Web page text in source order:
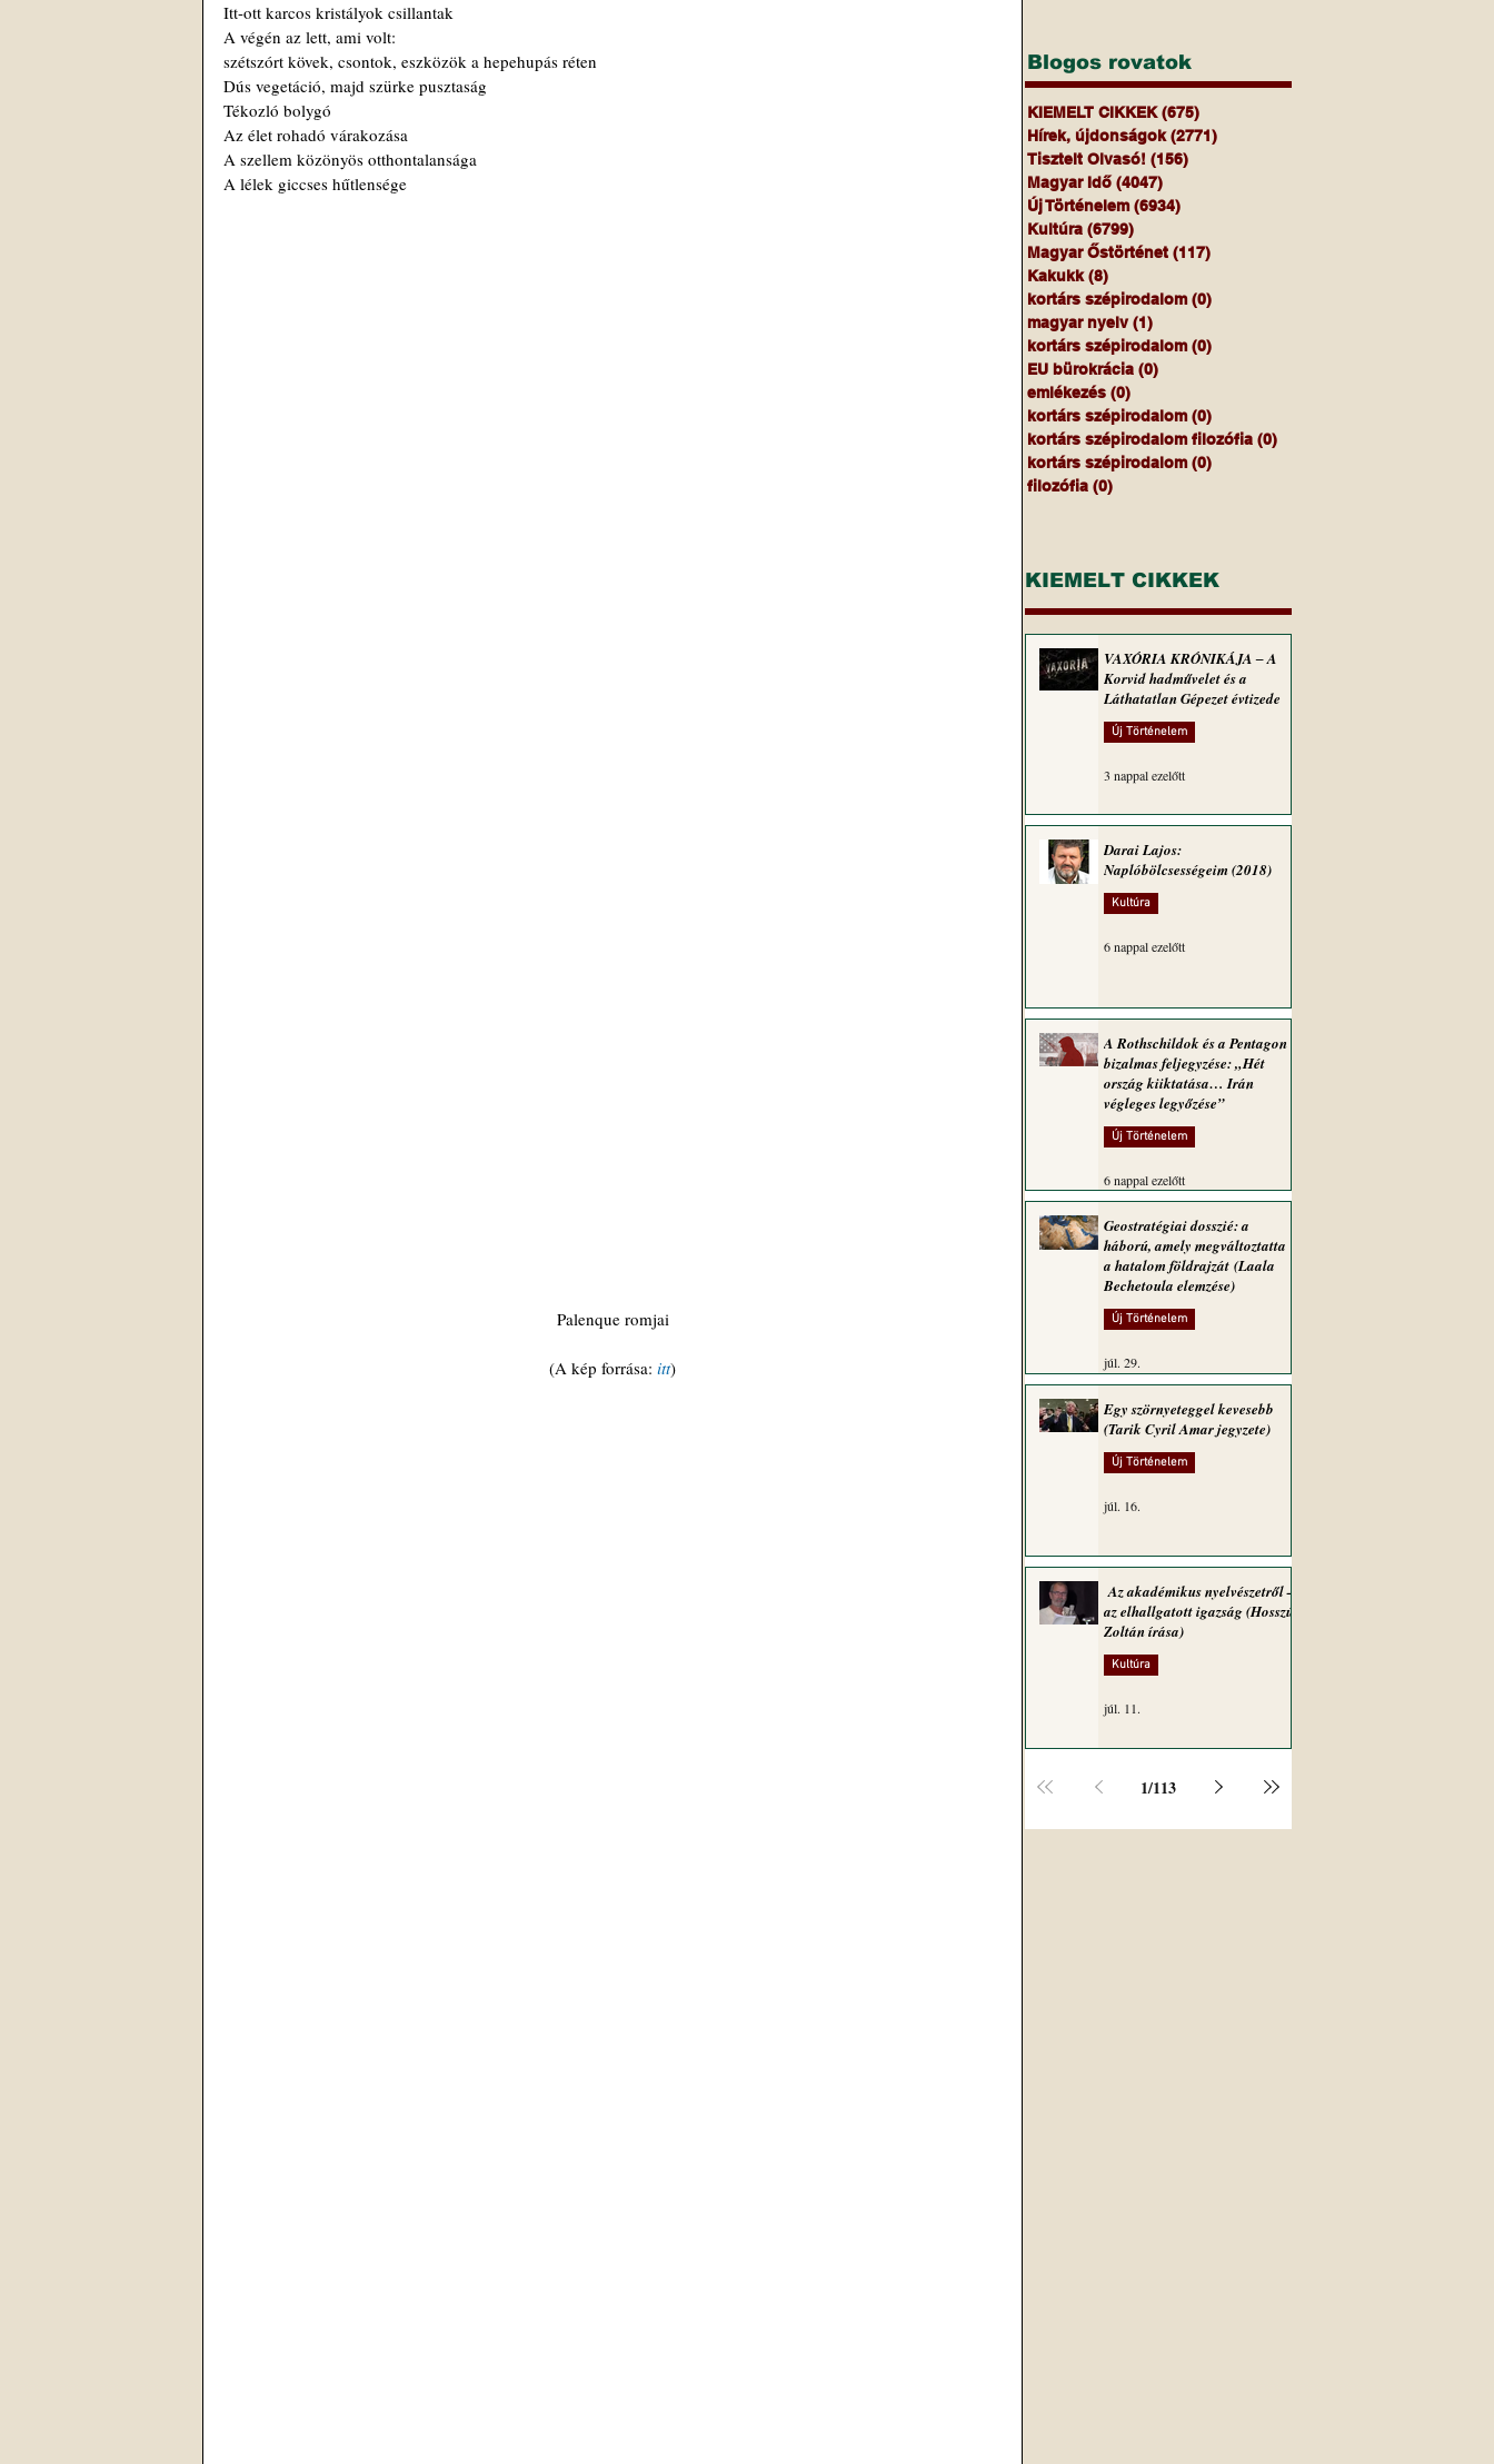
Itt-ott karcos kristályok csillantak
A végén az lett, ami volt:
szétszórt kövek, csontok, eszközök a hepehupás réten
Dús vegetáció, majd szürke pusztaság
Tékozló bolygó
Az élet rohadó várakozása
A szellem közönyös otthontalansága
A lélek giccses hűtlensége
Palenque romjai
(A kép forrása: itt)
Blogos rovatok
KIEMELT CIKKEK (675)
Hírek, újdonságok (2771)
Tisztelt Olvasó! (156)
Magyar Idő (4047)
Új Történelem (6934)
Kultúra (6799)
Magyar Őstörténet (117)
Kakukk (8)
kortárs szépirodalom (0)
magyar nyelv (1)
kortárs szépirodalom (0)
EU bürokrácia (0)
emlékezés (0)
kortárs szépirodalom (0)
kortárs szépirodalom filozófia (0)
kortárs szépirodalom (0)
filozófia (0)
KIEMELT CIKKEK
VAXÓRIA KRÓNIKÁJA ‒ A
Korvid hadművelet és a
Láthatatlan Gépezet évtizede
Új Történelem
3 nappal ezelőtt
Darai Lajos:
Naplóbölcsességeim (2018)
Kultúra
6 nappal ezelőtt
A Rothschildok és a Pentagon
bizalmas feljegyzése: „Hét
ország kiiktatása… Irán
végleges legyőzése”
Új Történelem
6 nappal ezelőtt
Geostratégiai dosszié: a
háború, amely megváltoztatta
a hatalom földrajzát (Laala
Bechetoula elemzése)
Új Történelem
júl. 29.
Egy szörnyeteggel kevesebb
(Tarik Cyril Amar jegyzete)
Új Történelem
júl. 16.
Az akadémikus nyelvészetről –
az elhallgatott igazság (Hosszú
Zoltán írása)
Kultúra
júl. 11.
1/113